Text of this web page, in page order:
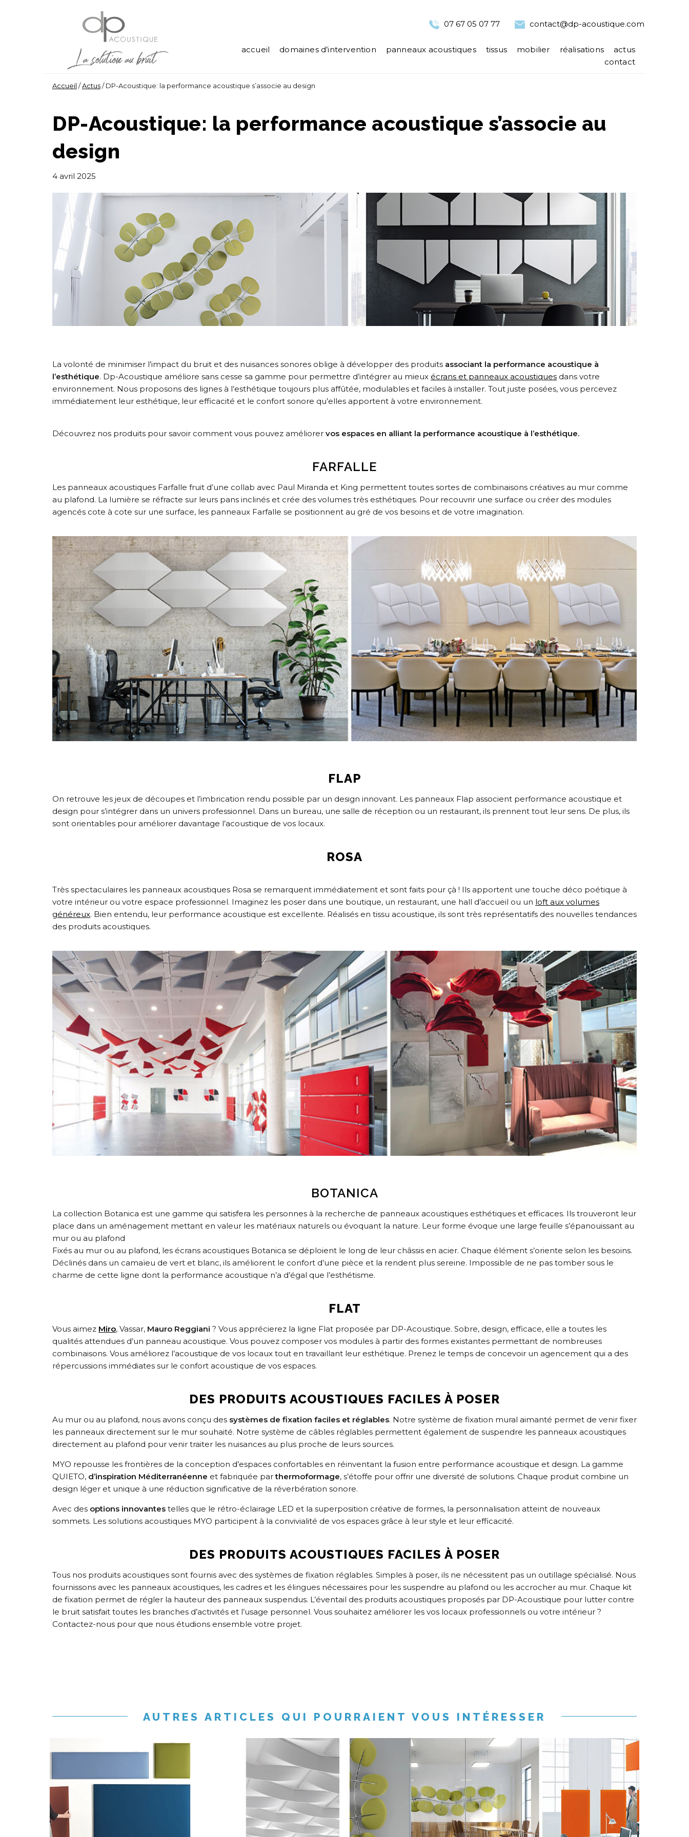
07 67 05 07 77 contact@dp-acoustique.com
accueil domaines d’intervention panneaux acoustiques tissus mobilier réalisations
actus
contact
Accueil /Actus/DP-Acoustique: la performance acoustique s’associe au design
DP-Acoustique: la performance acoustique s’associe au
design
4 avril 2025
La volonté de minimiser l’impact du bruit et des nuisances sonores oblige à développer des produits associant la performance acoustique à
l’esthétique. Dp-Acoustique améliore sans cesse sa gamme pour permettre d’intégrer au mieux écrans et panneaux acoustiques dans votre
environnement. Nous proposons des lignes à l’esthétique toujours plus affûtée, modulables et faciles à installer. Tout juste posées, vous percevez
immédiatement leur esthétique, leur efficacité et le confort sonore qu’elles apportent à votre environnement.
Découvrez nos produits pour savoir comment vous pouvez améliorer vos espaces en alliant la performance acoustique à l’esthétique.
FARFALLE
Les panneaux acoustiques Farfalle fruit d’une collab avec Paul Miranda et King permettent toutes sortes de combinaisons créatives au mur comme
au plafond. La lumière se réfracte sur leurs pans inclinés et crée des volumes très esthétiques. Pour recouvrir une surface ou créer des modules
agencés cote à cote sur une surface, les panneaux Farfalle se positionnent au gré de vos besoins et de votre imagination.
FLAP
On retrouve les jeux de découpes et l’imbrication rendu possible par un design innovant. Les panneaux Flap associent performance acoustique et
design pour s’intégrer dans un univers professionnel. Dans un bureau, une salle de réception ou un restaurant, ils prennent tout leur sens. De plus, ils
sont orientables pour améliorer davantage l’acoustique de vos locaux.
ROSA
Très spectaculaires les panneaux acoustiques Rosa se remarquent immédiatement et sont faits pour çà ! Ils apportent une touche déco poétique à
votre intérieur ou votre espace professionnel. Imaginez les poser dans une boutique, un restaurant, une hall d’accueil ou un loft aux volumes
généreux. Bien entendu, leur performance acoustique est excellente. Réalisés en tissu acoustique, ils sont très représentatifs des nouvelles tendances
des produits acoustiques.
BOTANICA
La collection Botanica est une gamme qui satisfera les personnes à la recherche de panneaux acoustiques esthétiques et efficaces. Ils trouveront leur
place dans un aménagement mettant en valeur les matériaux naturels ou évoquant la nature. Leur forme évoque une large feuille s’épanouissant au
mur ou au plafond
Fixés au mur ou au plafond, les écrans acoustiques Botanica se déploient le long de leur châssis en acier. Chaque élément s’oriente selon les besoins.
Déclinés dans un camaïeu de vert et blanc, ils améliorent le confort d’une pièce et la rendent plus sereine. Impossible de ne pas tomber sous le
charme de cette ligne dont la performance acoustique n’a d’égal que l’esthétisme.
FLAT
Vous aimez Miro, Vassar, Mauro Reggiani ? Vous apprécierez la ligne Flat proposée par DP-Acoustique. Sobre, design, efficace, elle a toutes les
qualités attendues d’un panneau acoustique. Vous pouvez composer vos modules à partir des formes existantes permettant de nombreuses
combinaisons. Vous améliorez l’acoustique de vos locaux tout en travaillant leur esthétique. Prenez le temps de concevoir un agencement qui a des
répercussions immédiates sur le confort acoustique de vos espaces.
DES PRODUITS ACOUSTIQUES FACILES À POSER
Au mur ou au plafond, nous avons conçu des systèmes de fixation faciles et réglables. Notre système de fixation mural aimanté permet de venir fixer
les panneaux directement sur le mur souhaité. Notre système de câbles réglables permettent également de suspendre les panneaux acoustiques
directement au plafond pour venir traiter les nuisances au plus proche de leurs sources.
MYO repousse les frontières de la conception d’espaces confortables en réinventant la fusion entre performance acoustique et design. La gamme
QUIETO, d’inspiration Méditerranéenne et fabriquée parthermoformage, s’étoffe pour offrir une diversité de solutions. Chaque produit combine un
design léger et unique à une réduction significative de la réverbération sonore.
Avec des options innovantes telles que le rétro-éclairage LED et la superposition créative de formes, la personnalisation atteint de nouveaux
sommets. Les solutions acoustiques MYO participent à la convivialité de vos espaces grâce à leur style et leur efficacité.
DES PRODUITS ACOUSTIQUES FACILES À POSER
Tous nos produits acoustiques sont fournis avec des systèmes de fixation réglables. Simples à poser, ils ne nécessitent pas un outillage spécialisé. Nous
fournissons avec les panneaux acoustiques, les cadres et les élingues nécessaires pour les suspendre au plafond ou les accrocher au mur. Chaque kit
de fixation permet de régler la hauteur des panneaux suspendus. L’éventail des produits acoustiques proposés par DP-Acoustique pour lutter contre
le bruit satisfait toutes les branches d’activités et l’usage personnel. Vous souhaitez améliorer les vos locaux professionnels ou votre intérieur ?
Contactez-nous pour que nous étudions ensemble votre projet.
AUTRES ARTICLES QUI POURRAIENT VOUS INTÉRESSER